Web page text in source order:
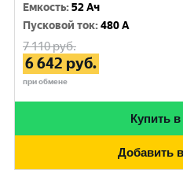
Емкость:52 Ач
Пусковой ток:480 A
7 110руб.
6 642 руб.
при обмене
Купить
Добавить